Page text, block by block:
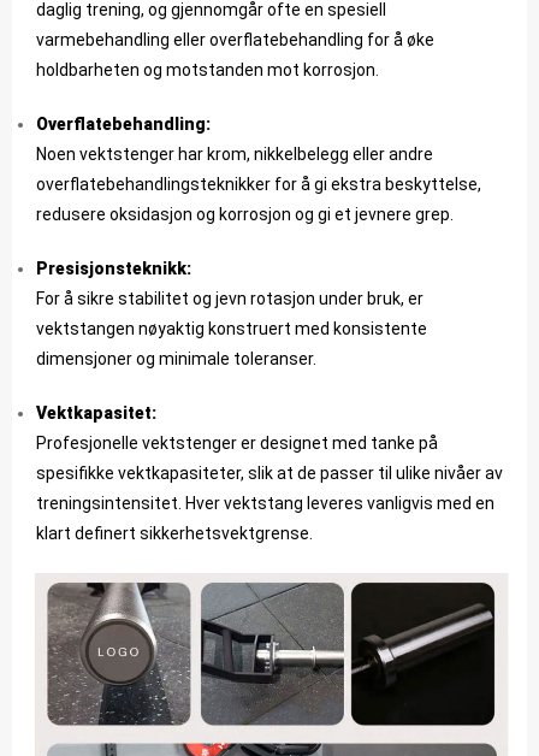
daglig trening, og gjennomgår ofte en spesiell
varmebehandling eller overflatebehandling for å øke
holdbarheten og motstanden mot korrosjon.
Overflatebehandling:
Noen vektstenger har krom, nikkelbelegg eller andre
overflatebehandlingsteknikker for å gi ekstra beskyttelse,
redusere oksidasjon og korrosjon og gi et jevnere grep.
Presisjonsteknikk:
For å sikre stabilitet og jevn rotasjon under bruk, er
vektstangen nøyaktig konstruert med konsistente
dimensjoner og minimale toleranser.
Vektkapasitet:
Profesjonelle vektstenger er designet med tanke på
spesifikke vektkapasiteter, slik at de passer til ulike nivåer av
treningsintensitet. Hver vektstang leveres vanligvis med en
klart definert sikkerhetsvektgrense.